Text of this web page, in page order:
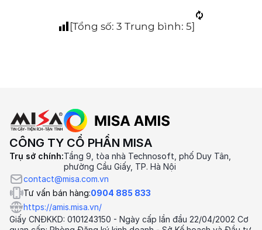
[Tổng số: 3 Trung bình: 5]
CÔNG TY CỔ PHẦN MISA
Trụ sở chính:Tầng 9, tòa nhà Technosoft, phố Duy Tân,
phường Cầu Giấy, TP. Hà Nội
contact@misa.com.vn
Tư vấn bán hàng:0904 885 833
https://amis.misa.vn/
Giấy CNĐKKD: 0101243150 - Ngày cấp lần đầu 22/04/2002 Cơ